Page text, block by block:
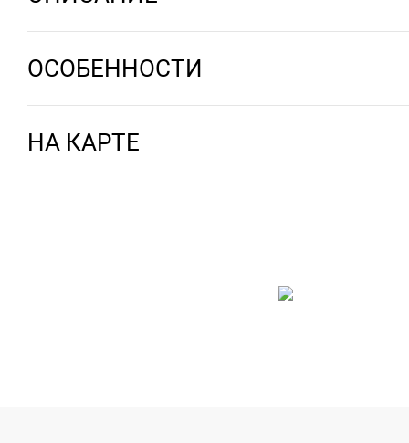
ОСОБЕННОСТИ
НА КАРТЕ